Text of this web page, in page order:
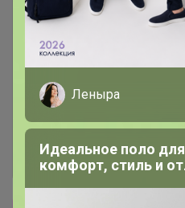
Леныра
Идеальное поло
комфорт, стиль и